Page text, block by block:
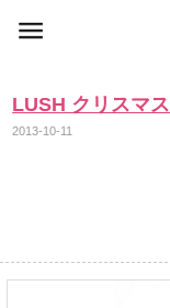
LUSH クリスマス
2013-10-11